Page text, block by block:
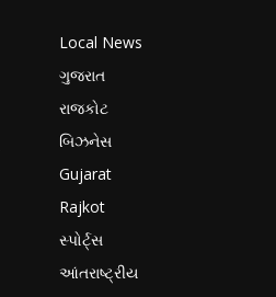
Local News
ગુજરાત
રાજકોટ
બિઝનેસ
Gujarat
Rajkot
સ્પોર્ટ્સ
આંતરાષ્ટ્રીય